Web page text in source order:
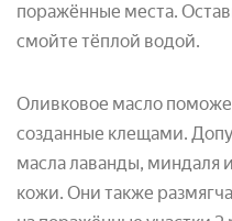
поражённые места.
смойте тёплой водой.
Оливковое масло
созданные клещами.
масла лаванды, миндаля
кожи. Они также